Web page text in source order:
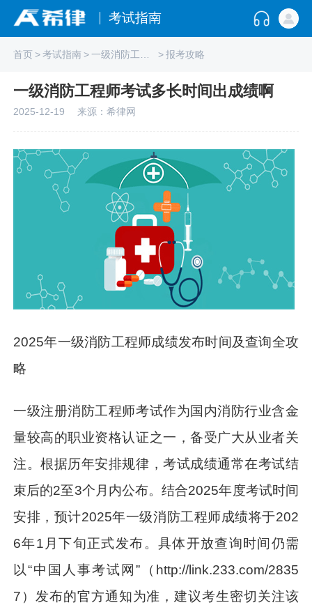
考试指南
首页>考试指南> > 报考攻略
一级消防工程师考试多长时间出成绩啊
2025-12-19 来源：希律网
2025年一级消防工程师成绩发布时间及查询全攻
略
一级注册消防工程师考试作为国内消防行业含金
量较高的职业资格认证之一，备受广大从业者关
注。根据历年安排规律，考试成绩通常在考试结
束后的2至3个月内公布。结合2025年度考试时间
安排，预计2025年一级消防工程师成绩将于202
6年1月下旬正式发布。具体开放查询时间仍需
以“中国人事考试网”（http://link.233.com/2835
7）发布的官方通知为准，建议考生密切关注该